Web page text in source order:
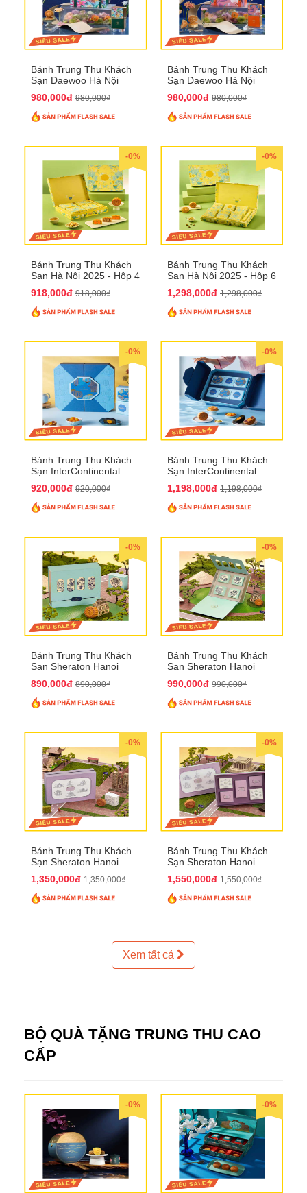
Bánh Trung Thu Khách
Sạn Daewoo Hà Nội
QTTT30
980,000đ 980,000₫
Bánh Trung Thu Khách
Sạn Daewoo Hà Nội
QTTT31
980,000đ 980,000₫
-0%
Bánh Trung Thu Khách
Sạn Hà Nội 2025 - Hộp 4
918,000đ 918,000₫
-0%
Bánh Trung Thu Khách
Sạn Hà Nội 2025 - Hộp 6
1,298,000đ 1,298,000₫
-0%
Bánh Trung Thu Khách
Sạn InterContinental
QTTT26
920,000đ 920,000₫
-0%
Bánh Trung Thu Khách
Sạn InterContinental
QTTT27
1,198,000đ 1,198,000₫
-0%
Bánh Trung Thu Khách
Sạn Sheraton Hanoi
890,000đ 890,000₫
-0%
Bánh Trung Thu Khách
Sạn Sheraton Hanoi
990,000đ 990,000₫
-0%
Bánh Trung Thu Khách
Sạn Sheraton Hanoi
1,350,000đ 1,350,000₫
-0%
Bánh Trung Thu Khách
Sạn Sheraton Hanoi
1,550,000đ 1,550,000₫
Xem tất cả
BỘ QUÀ TẶNG TRUNG THU CAO
CẤP
-0% -0%